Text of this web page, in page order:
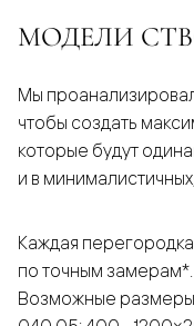
МОДЕЛИ
Мы
чтобы создать
которые будут
и в
Каждая
по точным замерам*.
Возможные